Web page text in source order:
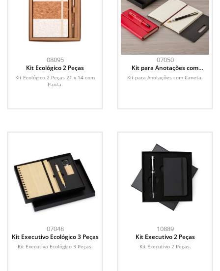
08095
Kit Ecológico 2 Peças
Kit Ecológico 2 Peças 21 x 14 com
Pauta.
07050
Kit para Anotações com
Caneta
Kit para Anotações com Caneta.
07048
Kit Executivo Ecológico 3 Peças
Kit Executivo Ecológico 3 Peças.
10889
Kit Executivo 2 Peças
Kit Executivo 2 Peças.